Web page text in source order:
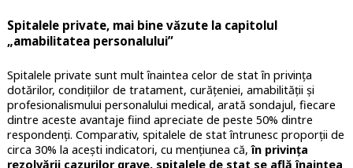
Spitalele private, mai bine văzute la capitolul
„amabilitatea personalului”
Spitalele private sunt mult înaintea celor de stat în privința
dotărilor, condițiilor de tratament, curățeniei, amabilității și
profesionalismului personalului medical, arată sondajul, fiecare
dintre aceste avantaje fiind apreciate de peste 50% dintre
respondenți. Comparativ, spitalele de stat întrunesc proporții de
circa 30% la acești indicatori, cu mențiunea că,în privința
rezolvării cazurilor grave, spitalele de stat se află înaintea